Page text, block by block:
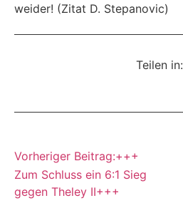
weider! (Zitat D. Stepanovic)
Teilen in:
Vorheriger Beitrag:+++
Zum Schluss ein 6:1 Sieg
gegen Theley II+++